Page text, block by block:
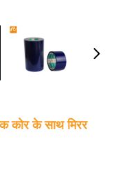
कोर के साथ मिरर